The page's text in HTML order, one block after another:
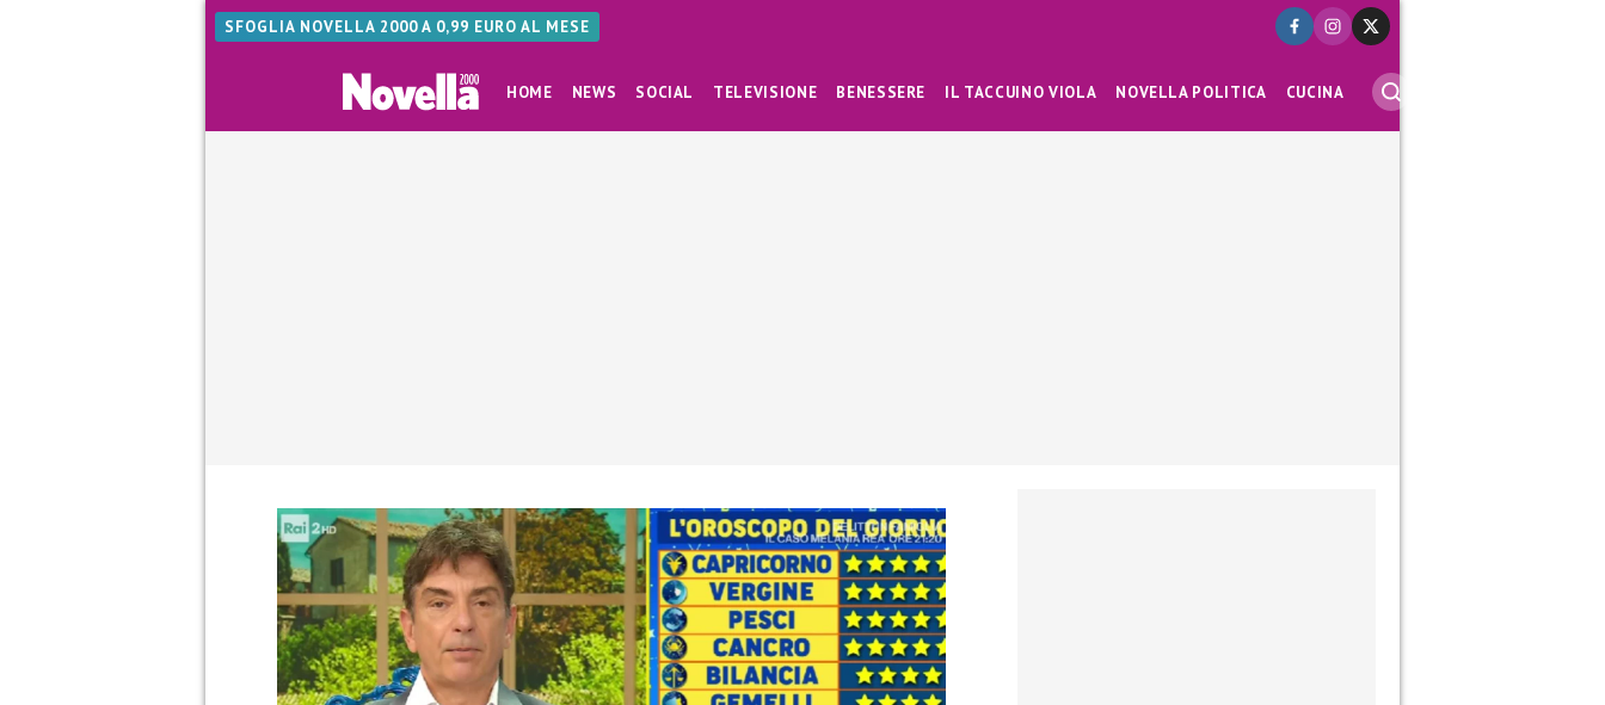
SFOGLIA NOVELLA 2000 A 0,99 EURO AL MESE
HOME NEWS SOCIAL TELEVISIONE BENESSERE IL TACCUINO VIOLA NOVELLA POLITICA CUCINA